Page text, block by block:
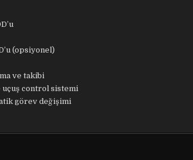
(opsiyonel)
ve takibi
control sistemi
görev değişimi